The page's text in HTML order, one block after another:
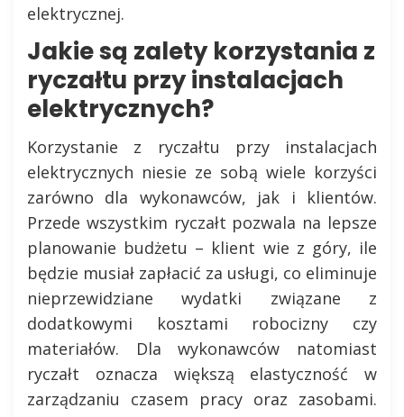
elektrycznej.
Jakie są zalety korzystania z
ryczałtu przy instalacjach
elektrycznych?
Korzystanie z ryczałtu przy instalacjach
elektrycznych niesie ze sobą wiele korzyści
zarówno dla wykonawców, jak i klientów.
Przede wszystkim ryczałt pozwala na lepsze
planowanie budżetu – klient wie z góry, ile
będzie musiał zapłacić za usługi, co eliminuje
nieprzewidziane wydatki związane z
dodatkowymi kosztami robocizny czy
materiałów. Dla wykonawców natomiast
ryczałt oznacza większą elastyczność w
zarządzaniu czasem pracy oraz zasobami.